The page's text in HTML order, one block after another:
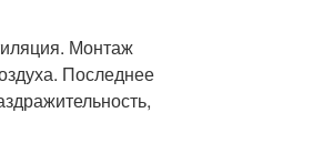
Вентиляция для газа
Монтаж
Последнее